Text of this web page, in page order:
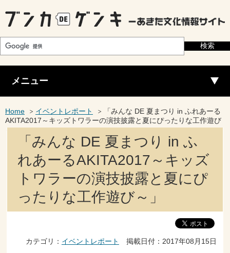
メニュー
Home イベントレポート
「みんな DE 夏まつり in ふれあーる
AKITA2017～キッズトワラーの演技披露と夏にぴったりな工作遊び
～」
「みんな DE 夏まつり in ふ
れあーるAKITA2017～キッズ
トワラーの演技披露と夏にぴ
ったりな工作遊び～」
カテゴリ： イベントレポート 掲載日付：2017年08月15日